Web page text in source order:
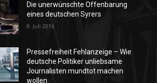
Die unerwünschte Offenbarung
eines deutschen Syrers
8. Juli 2016
Pressefreiheit Fehlanzeige – Wie
deutsche Politiker unliebsame
Journalisten mundtot machen
wollen